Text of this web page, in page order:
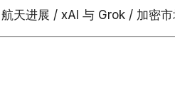
天进展 / xAI 与 Grok / 加密市